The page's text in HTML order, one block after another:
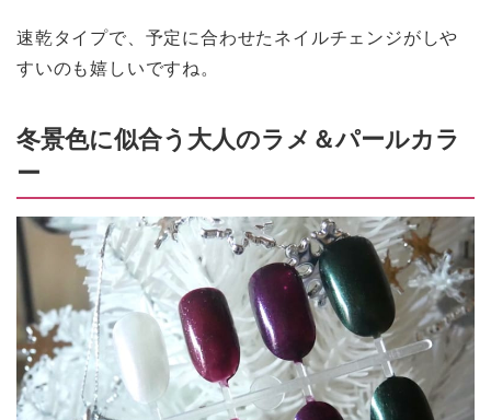
速乾タイプで、予定に合わせたネイルチェンジがしや
すいのも嬉しいですね。
冬景色に似合う大人のラメ＆パールカラ
ー